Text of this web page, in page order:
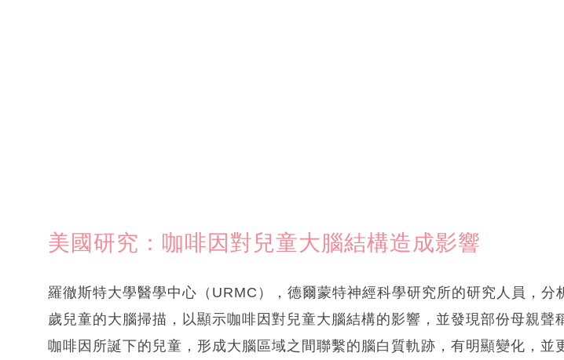
美國研究：咖啡因對兒童大腦結構造成影響
羅徹斯特大學醫學中心（URMC），德爾蒙特神經科學研究所的研究人員，分
歲兒童的大腦掃描，以顯示咖啡因對兒童大腦結構的影響，並發現部份母親聲
咖啡因所誕下的兒童，形成大腦區域之間聯繫的腦白質軌跡，有明顯變化，並